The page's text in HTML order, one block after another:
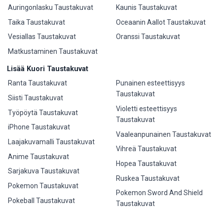
Auringonlasku Taustakuvat
Taika Taustakuvat
Vesiallas Taustakuvat
Matkustaminen Taustakuvat
Kaunis Taustakuvat
Oceaanin Aallot Taustakuvat
Oranssi Taustakuvat
Lisää Kuori Taustakuvat
Ranta Taustakuvat
Siisti Taustakuvat
Työpöytä Taustakuvat
iPhone Taustakuvat
Laajakuvamalli Taustakuvat
Anime Taustakuvat
Sarjakuva Taustakuvat
Pokemon Taustakuvat
Pokeball Taustakuvat
Punainen esteettisyys
Taustakuvat
Violetti esteettisyys
Taustakuvat
Vaaleanpunainen Taustakuvat
Vihreä Taustakuvat
Hopea Taustakuvat
Ruskea Taustakuvat
Pokemon Sword And Shield
Taustakuvat